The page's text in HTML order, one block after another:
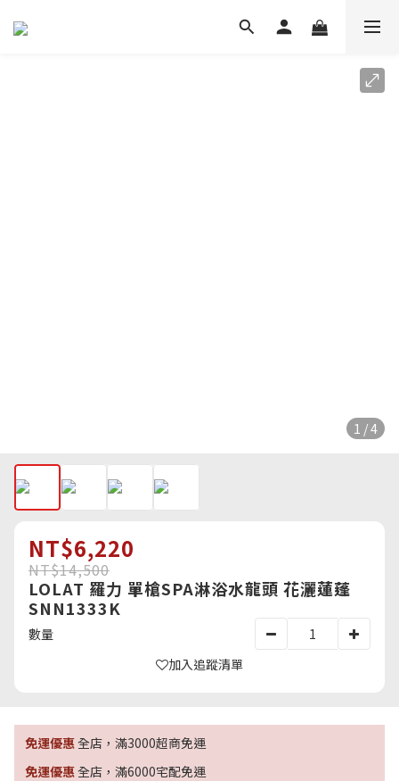
1 / 4
NT$6,220
NT$14,500
LOLAT 羅力 單槍SPA淋浴水龍頭 花灑蓮蓬
SNN1333K
數量
加入追蹤清單
免運優惠全店，滿3000超商免運
免運優惠全店，滿6000宅配免運